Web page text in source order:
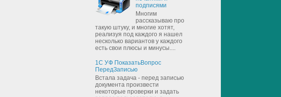
подписями
Многим
рассказываю про
такую штуку, и многие хотят,
реализуя под каждого я нашел
несколько вариантов у каждого
есть свои плюсы и минусы....
1С УФ ПоказатьВопрос
ПередЗаписью
Встала задача - перед записью
документа произвести
некоторые проверки и задать